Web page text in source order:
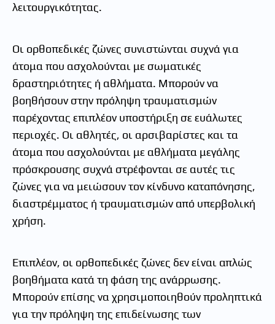
λειτουργικότητας.
Οι ορθοπεδικές ζώνες συνιστώνται συχνά για
άτομα που ασχολούνται με σωματικές
δραστηριότητες ή αθλήματα. Μπορούν να
βοηθήσουν στην πρόληψη τραυματισμών
παρέχοντας επιπλέον υποστήριξη σε ευάλωτες
περιοχές. Οι αθλητές, οι αρσιβαρίστες και τα
άτομα που ασχολούνται με αθλήματα μεγάλης
πρόσκρουσης συχνά στρέφονται σε αυτές τις
ζώνες για να μειώσουν τον κίνδυνο καταπόνησης,
διαστρέμματος ή τραυματισμών από υπερβολική
χρήση.
Επιπλέον, οι ορθοπεδικές ζώνες δεν είναι απλώς
βοηθήματα κατά τη φάση της ανάρρωσης.
Μπορούν επίσης να χρησιμοποιηθούν προληπτικά
για την πρόληψη της επιδείνωσης των